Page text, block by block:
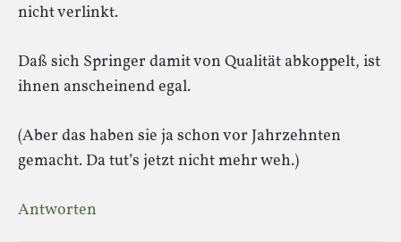
nicht verlinkt.
Daß sich Springer damit von Qualität abkoppelt, ist
ihnen anscheinend egal.
(Aber das haben sie ja schon vor Jahrzehnten
gemacht. Da tut’s jetzt nicht mehr weh.)
Antworten